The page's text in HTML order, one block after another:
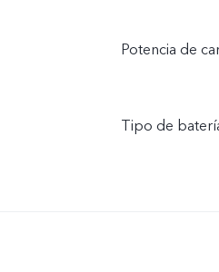
Potencia de
Tipo de